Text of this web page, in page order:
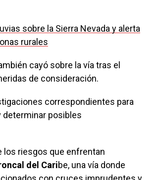
sobre la Sierra Nevada y alerta
rurales
cayó sobre la vía tras el
de consideración.
correspondientes para
determinar posibles
los riesgos que enfrentan
del Caribe, una vía donde